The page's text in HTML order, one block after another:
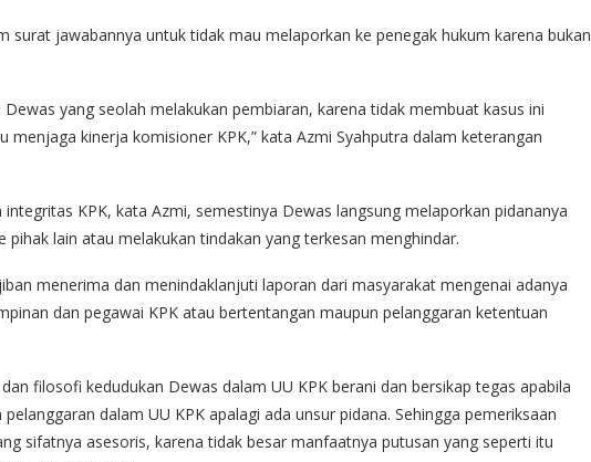
surat jawabannya untuk tidak mau melaporkan ke penegak hukum karena bukan
yang seolah melakukan pembiaran, karena tidak membuat kasus ini
kinerja komisioner KPK,” kata Azmi Syahputra dalam keterangan
KPK, kata Azmi, semestinya Dewas langsung melaporkan pidananya
pihak lain atau melakukan tindakan yang terkesan menghindar.
menerima dan menindaklanjuti laporan dari masyarakat mengenai adanya
dan pegawai KPK atau bertentangan maupun pelanggaran ketentuan
filosofi kedudukan Dewas dalam UU KPK berani dan bersikap tegas apabila
dalam UU KPK apalagi ada unsur pidana. Sehingga pemeriksaan
sifatnya asesoris, karena tidak besar manfaatnya putusan yang seperti itu